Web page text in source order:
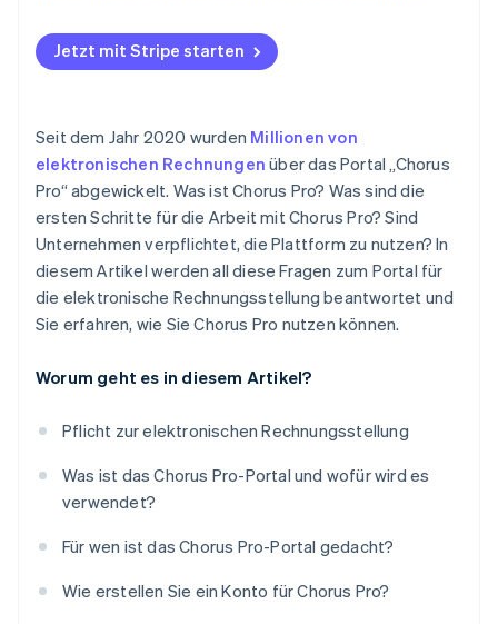
Jetzt mit Stripe starten
Seit dem Jahr 2020 wurden Millionen von
elektronischen Rechnungen über das Portal „Chorus
Pro“ abgewickelt. Was ist Chorus Pro? Was sind die
ersten Schritte für die Arbeit mit Chorus Pro? Sind
Unternehmen verpflichtet, die Plattform zu nutzen? In
diesem Artikel werden all diese Fragen zum Portal für
die elektronische Rechnungsstellung beantwortet und
Sie erfahren, wie Sie Chorus Pro nutzen können.
Worum geht es in diesem Artikel?
Pflicht zur elektronischen Rechnungsstellung
Was ist das Chorus Pro-Portal und wofür wird es
verwendet?
Für wen ist das Chorus Pro-Portal gedacht?
Wie erstellen Sie ein Konto für Chorus Pro?